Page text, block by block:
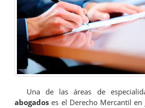
Una de las áreas de
abogados es el Derecho Mercantil en